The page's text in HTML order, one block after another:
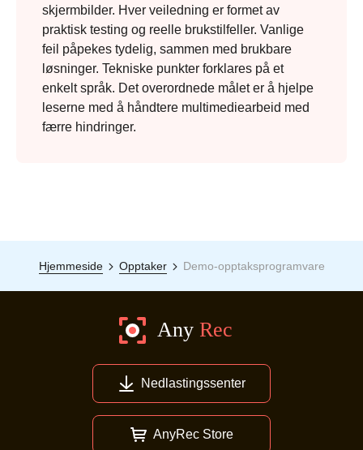
skjermbilder. Hver veiledning er formet av
praktisk testing og reelle brukstilfeller. Vanlige
feil påpekes tydelig, sammen med brukbare
løsninger. Tekniske punkter forklares på et
enkelt språk. Det overordnede målet er å hjelpe
leserne med å håndtere multimediearbeid med
færre hindringer.
Hjemmeside Opptaker Demo-opptaksprogramvare
Nedlastingssenter
AnyRec Store